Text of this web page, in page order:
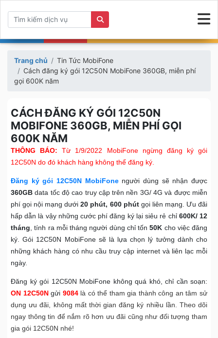
Trang chủ
Tin Tức MobiFone
Cách đăng ký gói 12C50N MobiFone 360GB, miễn phí
gọi 600K năm
CÁCH ĐĂNG KÝ GÓI 12C50N
MOBIFONE 360GB, MIỄN PHÍ GỌI
600K NĂM
THÔNG BÁO: Từ 1/9/2022 MobiFone ngừng đăng ký gói
12C50N do đó khách hàng không thể đăng ký.
Đăng ký gói 12C50N MobiFonengười dùng sẽ nhận được
360GB data tốc độ cao truy cập trên nền 3G/ 4G và được miễn
phí gọi nội mạng dưới20 phút, 600 phútgọi liên mạng. Ưu đãi
hấp dẫn là vậy những cước phí đăng ký lại siêu rẻ chỉ 600K/ 12
tháng , tính ra mỗi tháng người dùng chỉ tốn50K cho việc đăng
ký. Gói 12C50N MobiFone sẽ là lựa chọn lý tưởng dành cho
những khách hàng có nhu cầu truy cập internet và liên lạc mỗi
ngày.
Đăng ký gói 12C50N MobiFone không quá khó, chỉ cần soạn:
ON 12C50Ngửi 9084là có thể tham gia thành công an tâm sử
dụng ưu đãi, không mất thời gian đăng ký nhiều lần. Theo dõi
ngay thông tin để nắm rõ hơn ưu đãi cũng như đối tượng tham
gia gói 12C50N nhé!